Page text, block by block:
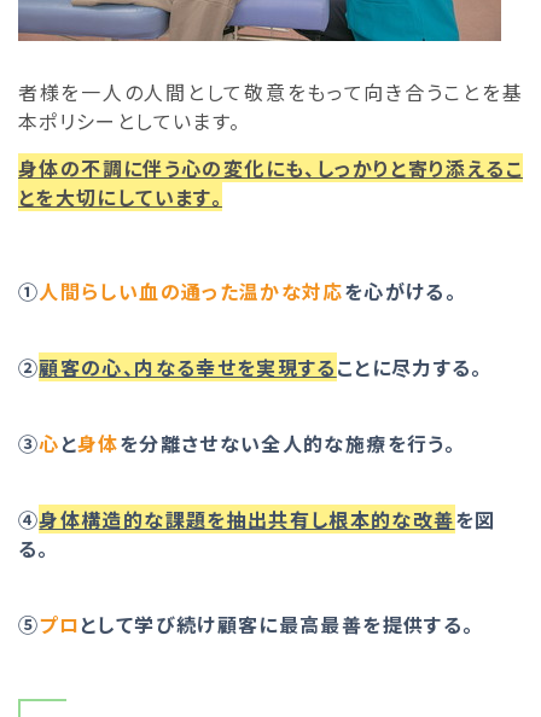
者様を一人の人間として敬意をもって向き合うことを基
本ポリシーとしています。
身体の不調に伴う心の変化にも、しっかりと寄り添えるこ
とを大切にしています。
①人間らしい血の通った温かな対応を心がける。
②顧客の心、内なる幸せを実現することに尽力する。
③心と身体を分離させない全人的な施療を行う。
④身体構造的な課題を抽出共有し根本的な改善を図
る。
⑤プロとして学び続け顧客に最高最善を提供する。